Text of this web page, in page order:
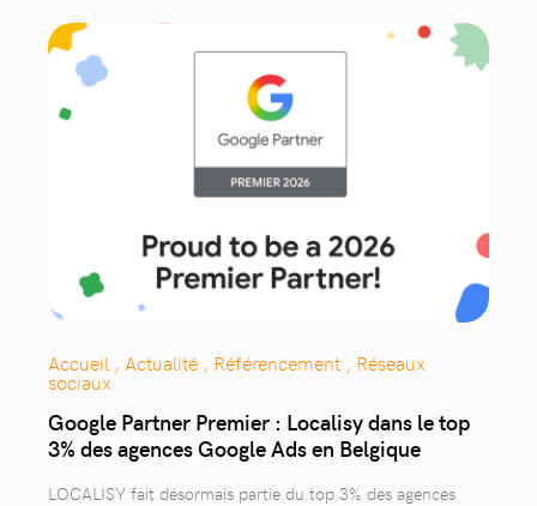
Accueil , Actualité , Référencement , Réseaux
sociaux
Google Partner Premier : Localisy dans le top
3% des agences Google Ads en Belgique
LOCALISY fait désormais partie du top 3% des agences